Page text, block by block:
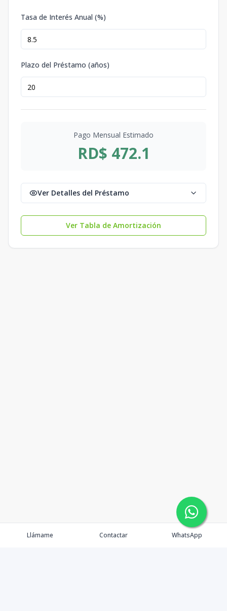
Tasa de Interés Anual (%)
Plazo del Préstamo (años)
Pago Mensual Estimado
RD$ 472.1
Ver Detalles del Préstamo
Ver Tabla de Amortización
Llámame Contactar WhatsApp